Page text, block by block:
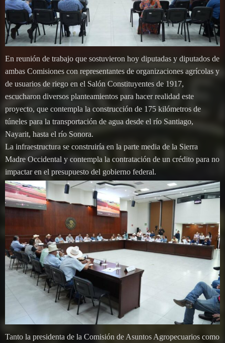
En reunión de trabajo que sostuvieron hoy diputadas y diputados de
ambas Comisiones con representantes de organizaciones agrícolas y
de usuarios de riego en el Salón Constituyentes de 1917,
escucharon diversos planteamientos para hacer realidad este
proyecto, que contempla la construcción de 175 kilómetros de
túneles para la transportación de agua desde el río Santiago,
Nayarit, hasta el río Sonora.
La infraestructura se construiría en la parte media de la Sierra
Madre Occidental y contempla la contratación de un crédito para no
impactar en el presupuesto del gobierno federal.
Tanto la presidenta de la Comisión de Asuntos Agropecuarios como